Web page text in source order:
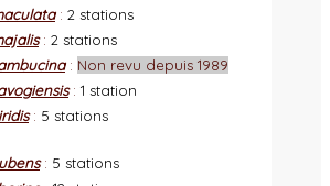
: 2 stations
: 2 stations
: Non revu depuis 1989
: 1 station
: 5 stations
: 5 stations